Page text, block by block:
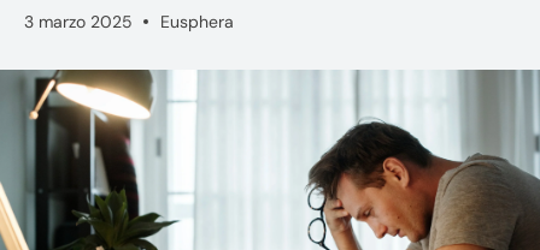
Cannabinoidi
3 marzo 2025 Eusphera